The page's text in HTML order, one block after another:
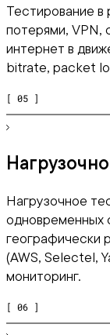
Тестирование в
потерями, VPN,
интернет в
bitrate, packet
[ 05 ]
Нагрузочное
одновременных
географически
(AWS, Selectel,
мониторинг.
[ 06 ]